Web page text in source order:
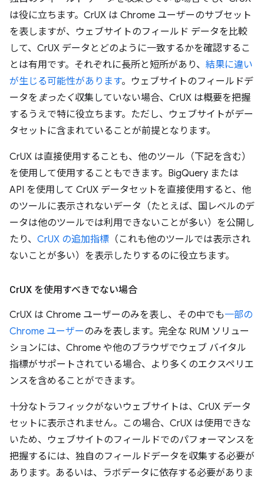
は役に立ちます。CrUX は Chrome ユーザーのサブセット
を表しますが、ウェブサイトのフィールド データを比較
して、CrUX データとどのように一致するかを確認するこ
とは有用です。それぞれに長所と短所があり、 結果に違い
が生じる可能性があります。ウェブサイトのフィールドデ
ータを まったく収集していない場合、CrUX は概要を把握
するうえで特に役立ちます。ただし、ウェブサイトがデー
タセットに含まれていることが前提となります。
CrUX は直接使用することも、他のツール（下記を含む）
を使用して使用することもできます。BigQuery または
API を使用して CrUX データセットを直接使用すると、他
のツールに表示されないデータ（たとえば、国レベルのデ
ータは他のツールでは利用できないことが多い）を公開し
たり、 CrUX の追加指標 （これも他のツールでは表示され
ないことが多い）を表示したりするのに役立ちます。
CrUX を使用すべきでない場合
CrUX は Chrome ユーザーのみを表し、その中でも一部の
Chrome ユーザーのみを表します。完全な RUM ソリュー
ションには、Chrome や他のブラウザでウェブ バイタル
指標がサポートされている場合、より多くのエクスペリエ
ンスを含めることができます。
十分なトラフィックがないウェブサイトは、CrUX データ
セットに表示されません。この場合、CrUX は使用できな
いため、ウェブサイトのフィールドでのパフォーマンスを
把握するには、独自のフィールドデータを収集する必要が
あります。あるいは、ラボデータに依存する必要がありま